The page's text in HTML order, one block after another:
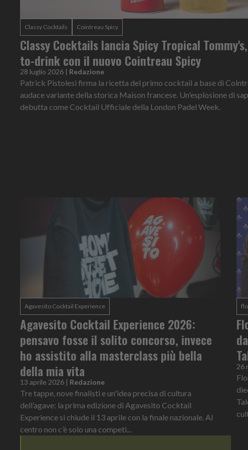
Classy Cocktails Cointreau Spicy
Classy Cocktails lancia Spicy Tropical
to-drink con il nuovo Cointreau Spicy
28 luglio 2026 | Redazione
Patrick Pistolesi firma la ricetta del primo cocktail a base di
audace variante della storica Maison francese. Un'esplosione di
debutta come Cocktail Ufficiale della London Padel Week.
Agavesito Cocktail Experience
Agavesito Cocktail Experience 2026:
pensavo fosse il solito concorso, invece
ho assistito alla masterclass più bella
della mia vita
13 aprile 2026 | Redazione
Tre tappe, nove finalisti e un'idea precisa di cultura
dell’agave: la prima edizione di Agavesito Cocktail
Experience si chiude il 13 aprile con la finale nazionale. Al
centro non c’è solo una competi...
26